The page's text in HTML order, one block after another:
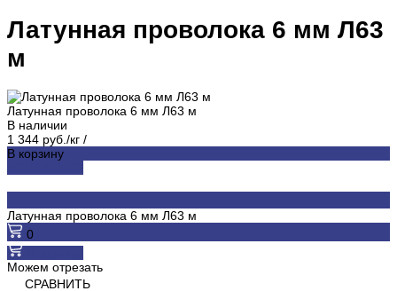
Латунная проволока 6 мм Л63
м
Латунная проволока 6 мм Л63 м
В наличии
1 344 руб./кг /
В корзину
Латунная проволока 6 мм Л63 м
0
Можем отрезать
СРАВНИТЬ